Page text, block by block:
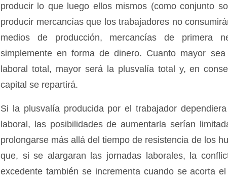
producir lo que luego ellos mismos (como conjunto
producir mercancías que los trabajadores no
medios de producción, mercancías de primera
simplemente en forma de dinero. Cuanto mayor
laboral total, mayor será la plusvalía total y, en
capital se repartirá.
Si la plusvalía producida por el trabajador
laboral, las posibilidades de aumentarla serían
prolongarse más allá del tiempo de resistencia de los
que, si se alargaran las jornadas laborales, la
excedente también se incrementa cuando se acorta